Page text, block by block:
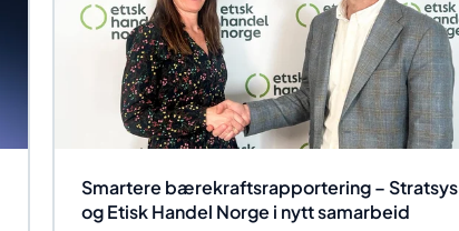
Smartere bærekraftsrapportering – Stratsys
og Etisk Handel Norge i nytt samarbeid